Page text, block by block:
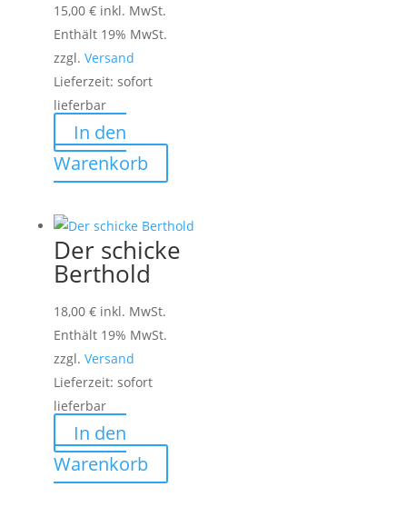
15,00 € inkl. MwSt.
Enthält 19% MwSt.
zzgl. Versand
Lieferzeit: sofort
lieferbar
In den
Warenkorb
Der schicke
Berthold
18,00 € inkl. MwSt.
Enthält 19% MwSt.
zzgl. Versand
Lieferzeit: sofort
lieferbar
In den
Warenkorb